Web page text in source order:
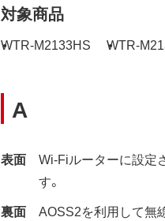
対象商品
WTR-M2133HS WTR-
A
表面
Wi-Fiルーターに設定
す。
裏面
AOSS2を利用して無